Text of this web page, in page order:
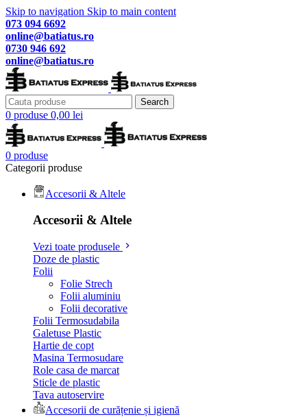
Skip to navigation Skip to main content
073 094 6692
online@batiatus.ro
0730 946 692
online@batiatus.ro
Search
0 produse 0,00 lei
0 produse
Categorii produse
Accesorii & Altele
Accesorii & Altele
Vezi toate produsele
Doze de plastic
Folii
Folie Strech
Folii aluminiu
Folii decorative
Folii Termosudabila
Galetuse Plastic
Hartie de copt
Masina Termosudare
Role casa de marcat
Sticle de plastic
Tava autoservire
Accesorii de curățenie și igienă